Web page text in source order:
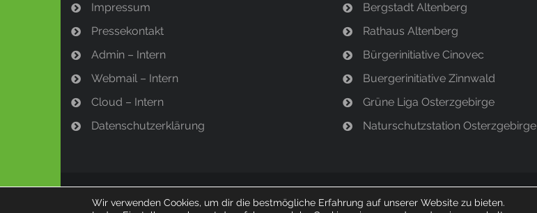
Impressum
Pressekontakt
Admin – Intern
Webmail – Intern
Cloud – Intern
Datenschutzerklärung
Bergstadt Altenberg
Rathaus Altenberg
Bürgerinitiative Cinovec
Buergerinitiative Zinnwald
Grüne Liga Osterzgebirge
Naturschutzstation Osterzgebirge
Wir verwenden Cookies, um dir die bestmögliche Erfahrung auf unserer Website zu bieten.